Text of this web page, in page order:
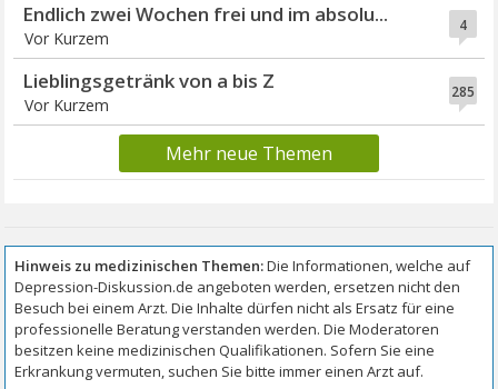
4
Endlich zwei Wochen frei und im absolu...
Vor Kurzem
285
Lieblingsgetränk von a bis Z
Vor Kurzem
Mehr neue Themen